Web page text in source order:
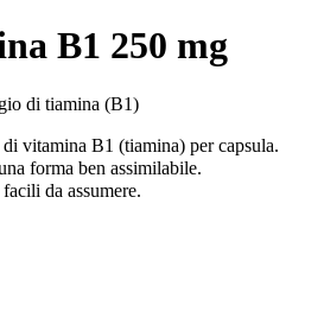
B1 250 mg
di tiamina (B1)
vitamina B1 (tiamina) per capsula.
forma ben assimilabile.
da assumere.